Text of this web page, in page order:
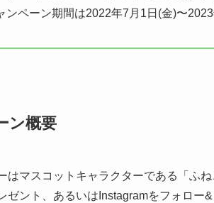
ンペーン期間は2022年7月1日(金)〜
ン概要
はマスコットキャラクターである「ふ
ゼント、あるいはInstagramをフォロー